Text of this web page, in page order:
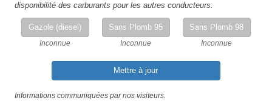
disponibilité des carburants pour les autres conducteurs.
Gazole (diesel)
Inconnue
Sans Plomb 95
Inconnue
Sans Plomb 98
Inconnue
Mettre à jour
Informations communiquées par nos visiteurs.